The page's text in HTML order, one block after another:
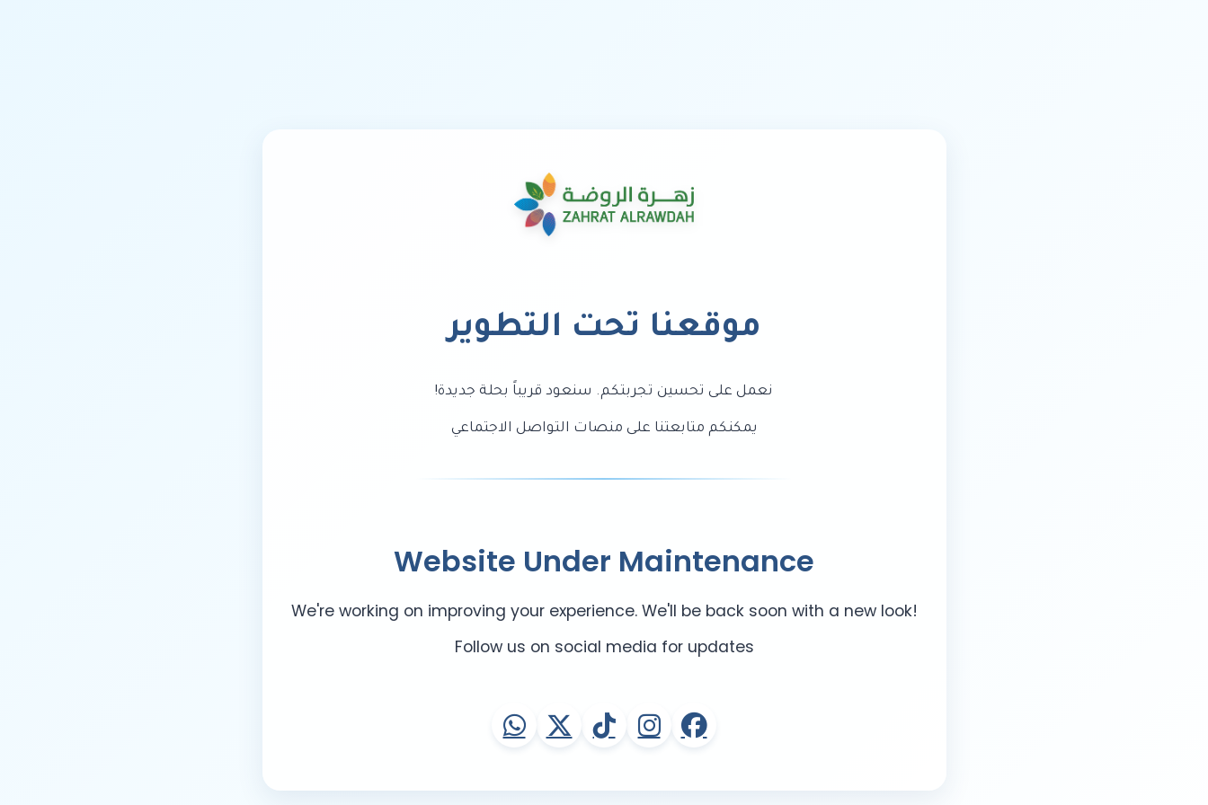
موقعنا تحت التطوير
نعمل على تحسين تجربتكم. سنعود قريباً بحلة جديدة!
يمكنكم متابعتنا على منصات التواصل الاجتماعي
Website Under Maintenance
We're working on improving your experience. We'll be back soon with a new look!
Follow us on social media for updates